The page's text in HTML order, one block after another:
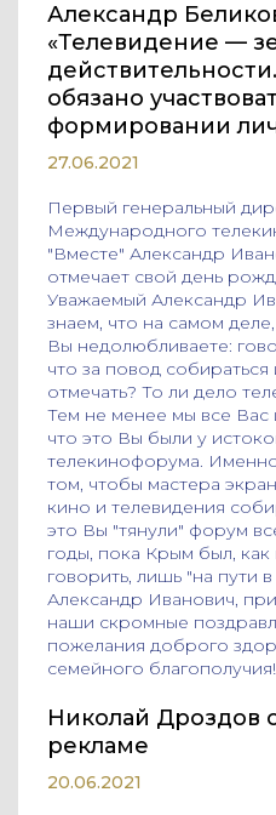
Александр
«Телевидение —
обязано
формировании
27.06.2021
Первый генеральный
Международного
"Вместе" Александр
отмечает свой день
Уважаемый Александр
знаем, что на самом
Вы недолюбливаете:
что за повод
отмечать? То ли дело
Тем не менее мы все Вас
что это Вы были у
телекинофорума.
том, чтобы мастера
кино и телевидения
это Вы "тянули" форум
годы, пока Крым был, как
говорить, лишь "на пути
Александр Иванович,
наши скромные
пожелания доброго
семейного благополучия!
Николай Дроздов
рекламе
20.06.2021